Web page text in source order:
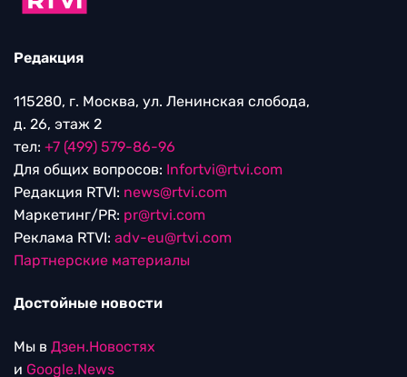
Редакция
115280, г. Москва, ул. Ленинская слобода,
д. 26, этаж 2
тел: +7 (499) 579-86-96
Для общих вопросов: Infortvi@rtvi.com
Редакция RTVI: news@rtvi.com
Маркетинг/PR: pr@rtvi.com
Реклама RTVI: adv-eu@rtvi.com
Партнерские материалы
Достойные новости
Мы в Дзен.Новостях
и Google.News